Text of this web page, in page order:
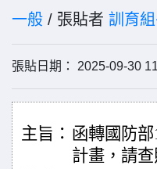
一般 / 張貼者 訓育
張貼日期： 2025-09-30
主旨： 函轉國防
計畫，請查